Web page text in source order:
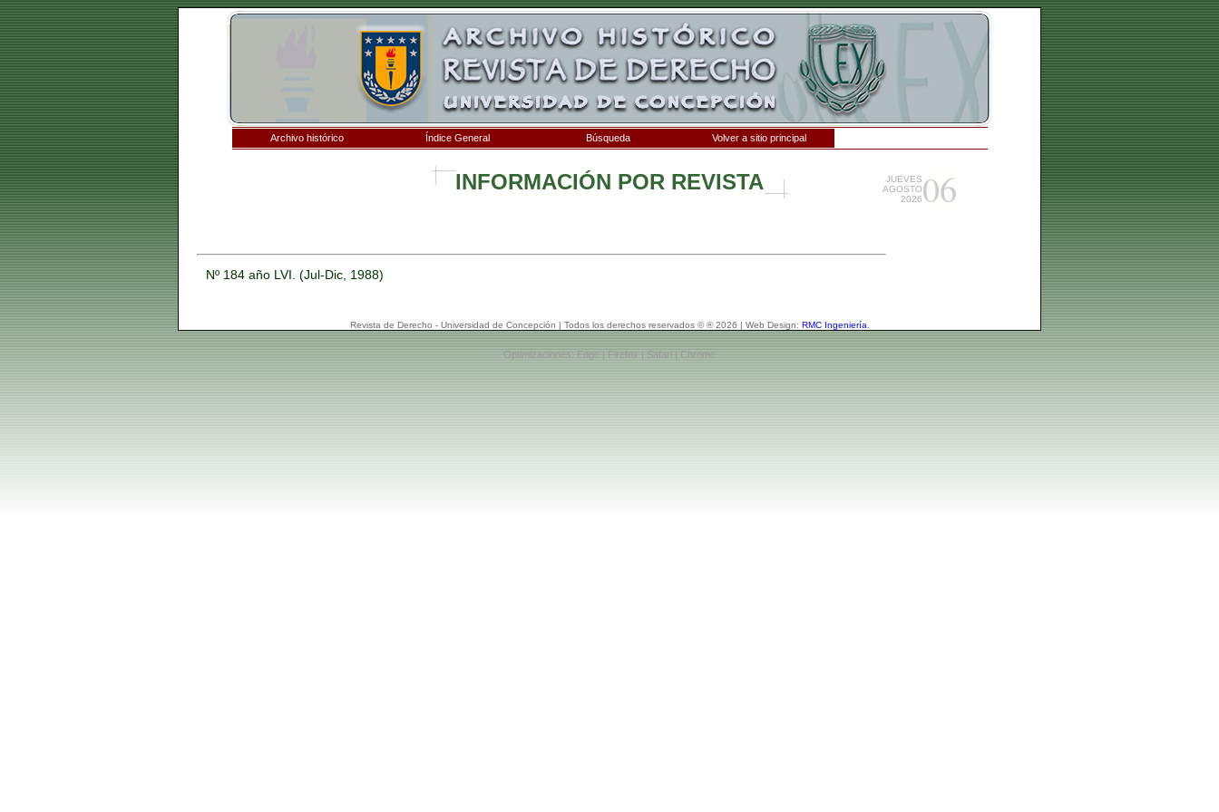
Archivo histórico Índice General Búsqueda Volver a sitio principal
JUEVES
AGOSTO
202606
INFORMACIÓN POR REVISTA
Nº 184 año LVI. (Jul-Dic, 1988)
Revista de Derecho - Universidad de Concepción | Todos los derechos reservados © ® 2026 | Web Design: RMC Ingeniería
Optimizaciones: Edge | Firefox | Safari | Chrome